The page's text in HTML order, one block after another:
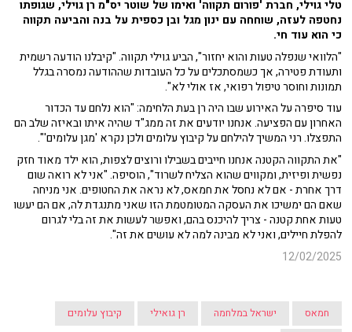
טלי גוילי, חברת 'פורום תקווה' ואימו של שוטר יס"מ רן גוילי, שגופתו
נחטפה לעזה, שוחחה עם ינון מגל ובן כספית על בנה והביעה תקווה
כי הוא עוד חי.
"הלוואי שנפלה טעות והוא יחזור", הביע גוילי תקווה. "קיבלנו הודעה רשמית
ותעודת פטירה, אך כשמסתכלים על כל העובדות שההודעה נמסרה בגלל
תמונות וחוסר טיפול רפואי, אז אולי לא".
עוד סיפרה על האירוע שבו היה רן בעת הלחימה: "הוא נלחם עד הכדור
האחרון עם הפציעה. אנחנו יודעים את זה ממג"ד שהיה איתו ובאיזה שלב הם
התפצלו. רני המשיך להילחם על קיבוץ עלומים ולכן נקרא 'מגן עלומים'".
"את התקווה הקטנה אנחנו חייבים בשבילו ורוצים לצפות, הוא ילד מאוד חזק
נפשית ופיזית, ומקווים שהוא הצליח לשרוד", הוסיפה. "אני לא רואה שום
דרך אחרת - אם לא נחסל את חמאס, לא נראה את החטופים. אני מניחה
שאם הם ימשיכו את העסקה המטומטמת הזו שאני מתנגדת לה, אם הם יעשו
טעות אחת קטנה - צריך להיכנס בהם, ואפשר לעשות את זה בלי לגרום
להפלת חיילים, ואני לא מבינה למה לא עושים את זה".
12/02/2025
חמאס ישראל במלחמה רן גואילי
קיבוץ עלומים